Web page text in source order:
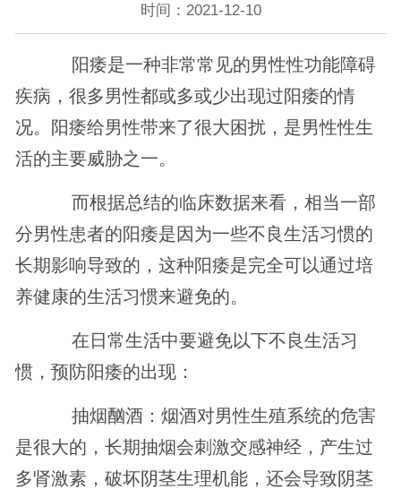
时间：2021-12-10
阳痿是一种非常常见的男性性功能障碍
疾病，很多男性都或多或少出现过阳痿的情
况。阳痿给男性带来了很大困扰，是男性性生
活的主要威胁之一。
而根据总结的临床数据来看，相当一部
分男性患者的阳痿是因为一些不良生活习惯的
长期影响导致的，这种阳痿是完全可以通过培
养健康的生活习惯来避免的。
在日常生活中要避免以下不良生活习
惯，预防阳痿的出现：
抽烟酗酒：烟酒对男性生殖系统的危害
是很大的，长期抽烟会刺激交感神经，产生过
多肾激素，破坏阴茎生理机能，还会导致阴茎